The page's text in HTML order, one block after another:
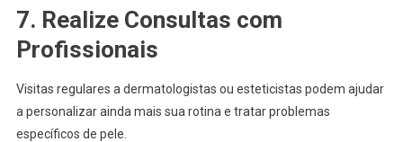
7. Realize Consultas com
Profissionais
Visitas regulares a dermatologistas ou esteticistas podem ajudar
a personalizar ainda mais sua rotina e tratar problemas
específicos de pele.